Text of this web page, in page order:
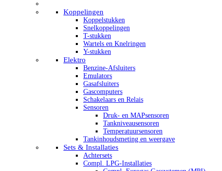
Koppelingen
Koppelstukken
Snelkoppelingen
T-stukken
Wartels en Knelringen
Y-stukken
Elektro
Benzine-Afsluiters
Emulators
Gasafsluiters
Gascomputers
Schakelaars en Relais
Sensoren
Druk- en MAPsensoren
Tankniveausensoren
Temperatuursensoren
Tankinhoudsmeting en weergave
Sets & Installaties
Achtersets
Compl. LPG-Installaties